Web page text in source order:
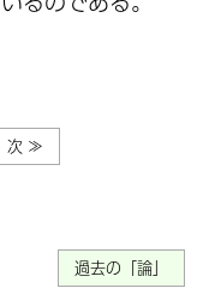
次 ≫
過去の「論」